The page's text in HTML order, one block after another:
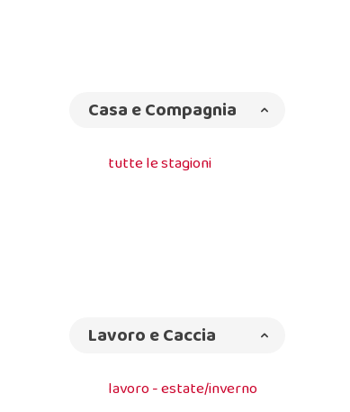
Casa e Compagnia
tutte le stagioni
Lavoro e Caccia
lavoro - estate/inverno